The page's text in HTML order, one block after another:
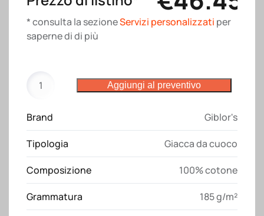
* consulta la sezioneServizi personalizzati per
saperne di di più
Susi
bianco
Giblor's
Aggiungi al preventivo
Brand Giblor's
Tipologia Giacca da cuoco
Composizione 100% cotone
Grammatura 185 g/m²